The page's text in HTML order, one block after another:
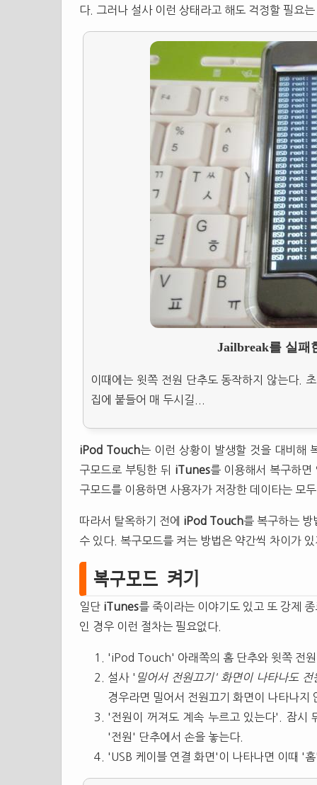
다. 그러나 설사 이런 상태라고 해도 걱정할 필요
Jailbreak를 실패
이때에는 윗쪽 전원 단추도 동작하지 않는다.
집에 붙들어 매 두시길...
iPod Touch는 이런 상황이 발생할 것을 대비해
구모드로 부팅한 뒤 iTunes를 이용해서 복구하
구모드를 이용하면 사용자가 저장한 데이타는 모
따라서 탈옥하기 전에 iPod Touch를 복구하는
수 있다. 복구모드를 켜는 방법은 약간씩 차이가
복구모드 켜기
일단 iTunes를 죽이라는 이야기도 있고 또 강제
인 경우 이런 절차는 필요없다.
'iPod Touch' 아래쪽의 홈 단추와 윗쪽 전
설사 ' 밀어서 전원끄기' 화면이 나타나도
경우라면 밀어서 전원끄기 화면이 나타나
'전원이 꺼져도 계속 누르고 있는다'. 잠시
'전원' 단추에서 손을 놓는다.
'USB 케이블 연결 화면'이 나타나면 이때 '